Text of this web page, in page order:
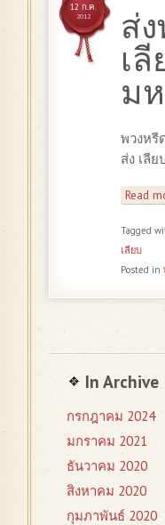
ส่
เ
ม
12 ก.ค.
2012
พวงหรี
ส่ง เลี
Read
Tagged
เลียบ
Posted in
In Archive
กรกฎาคม 2024
มกราคม 2021
ธันวาคม 2020
สิงหาคม 2020
กุมภาพันธ์ 2020